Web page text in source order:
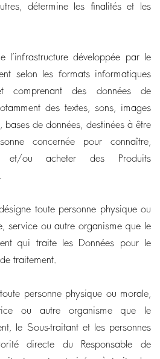
détermine les finalités et les
l’infrastructure développée par le
selon les formats informatiques
comprenant des données de
des textes, sons, images
bases de données, destinées à être
concernée pour connaître,
et/ou acheter des Produits
toute personne physique ou
service ou autre organisme que le
qui traite les Données pour le
traitement.
personne physique ou morale,
ou autre organisme que le
le Sous-traitant et les personnes
directe du Responsable de